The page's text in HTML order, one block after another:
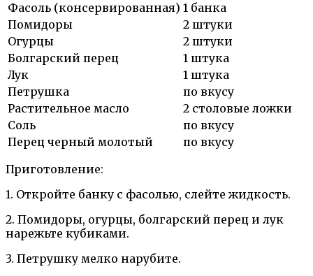
Фасоль (консервированная) 1 банка
Помидоры
2 штуки
Огурцы
2 штуки
Болгарский перец
1 штука
Лук
1 штука
Петрушка
по вкусу
Растительное масло
2 столовые ложки
Соль
по вкусу
Перец черный молотый
по вкусу
Приготовление:
1. Откройте банку с фасолью, слейте жидкость.
2. Помидоры, огурцы, болгарский перец и лук
нарежьте кубиками.
3. Петрушку мелко нарубите.